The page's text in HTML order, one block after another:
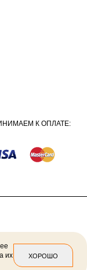
К ОПЛАТЕ:
их
ХОРОШО